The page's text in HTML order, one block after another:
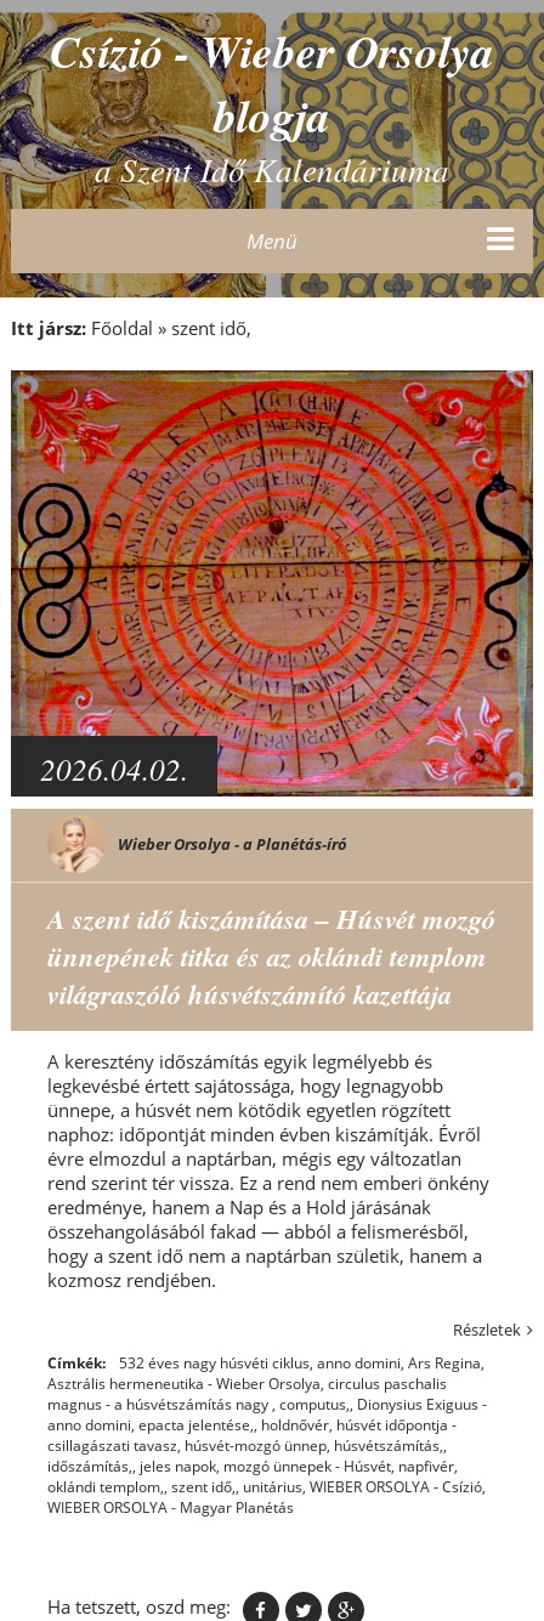
Csízió - Wieber Orsolya
blogja
a Szent Idő Kalendáriuma
Menü
Itt jársz: Főoldal » szent idő,
2026.04.02.
Wieber Orsolya - a Planétás-író
A szent idő kiszámítása – Húsvét mozgó
ünnepének titka és az oklándi templom
világraszóló húsvétszámító kazettája
A keresztény időszámítás egyik legmélyebb és
legkevésbé értett sajátossága, hogy legnagyobb
ünnepe, a húsvét nem kötődik egyetlen rögzített
naphoz: időpontját minden évben kiszámítják. Évről
évre elmozdul a naptárban, mégis egy változatlan
rend szerint tér vissza. Ez a rend nem emberi önkény
eredménye, hanem a Nap és a Hold járásának
összehangolásából fakad — abból a felismerésből,
hogy a szent idő nem a naptárban születik, hanem a
kozmosz rendjében.
Részletek
Címkék: 532 éves nagy húsvéti ciklus, anno domini, Ars Regina,
Asztrális hermeneutika - Wieber Orsolya, circulus paschalis
magnus - a húsvétszámítás nagy , computus,, Dionysius Exiguus -
anno domini, epacta jelentése,, holdnővér, húsvét időpontja -
csillagászati tavasz, húsvét-mozgó ünnep, húsvétszámítás,,
időszámítás,, jeles napok, mozgó ünnepek - Húsvét, napfivér,
oklándi templom,, szent idő,, unitárius, WIEBER ORSOLYA - Csízió,
WIEBER ORSOLYA - Magyar Planétás
Ha tetszett, oszd meg: